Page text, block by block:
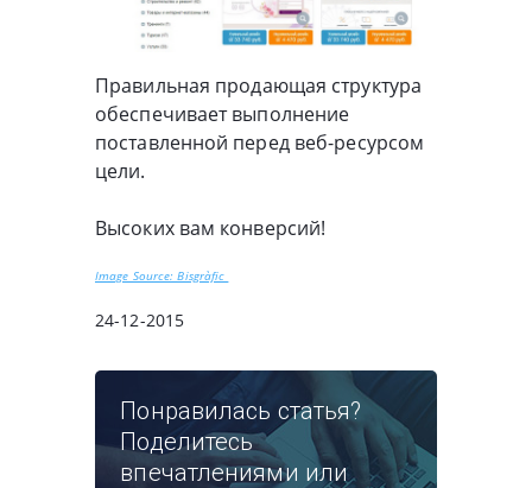
Правильная продающая структура
обеспечивает выполнение
поставленной перед веб-ресурсом
цели.
Высоких вам конверсий!
Image Source: Bisgràfic
24-12-2015
Понравилась статья?
Поделитесь
впечатлениями или